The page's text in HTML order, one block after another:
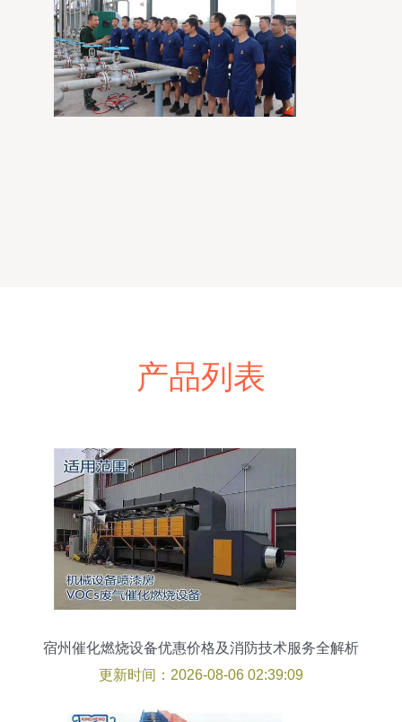
产品列表
宿州催化燃烧设备优惠价格及消防技术服务全解析
更新时间：2026-08-06 02:39:09